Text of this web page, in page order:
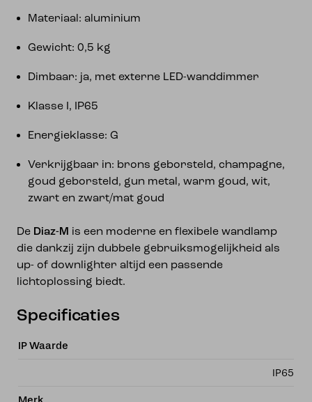
Materiaal: aluminium
Gewicht: 0,5 kg
Dimbaar: ja, met externe LED-wanddimmer
Klasse I, IP65
Energieklasse: G
Verkrijgbaar in: brons geborsteld, champagne,
goud geborsteld, gun metal, warm goud, wit,
zwart en zwart/mat goud
De Diaz-M is een moderne en flexibele wandlamp
die dankzij zijn dubbele gebruiksmogelijkheid als
up- of downlighter altijd een passende
lichtoplossing biedt.
Specificaties
IP Waarde
IP65